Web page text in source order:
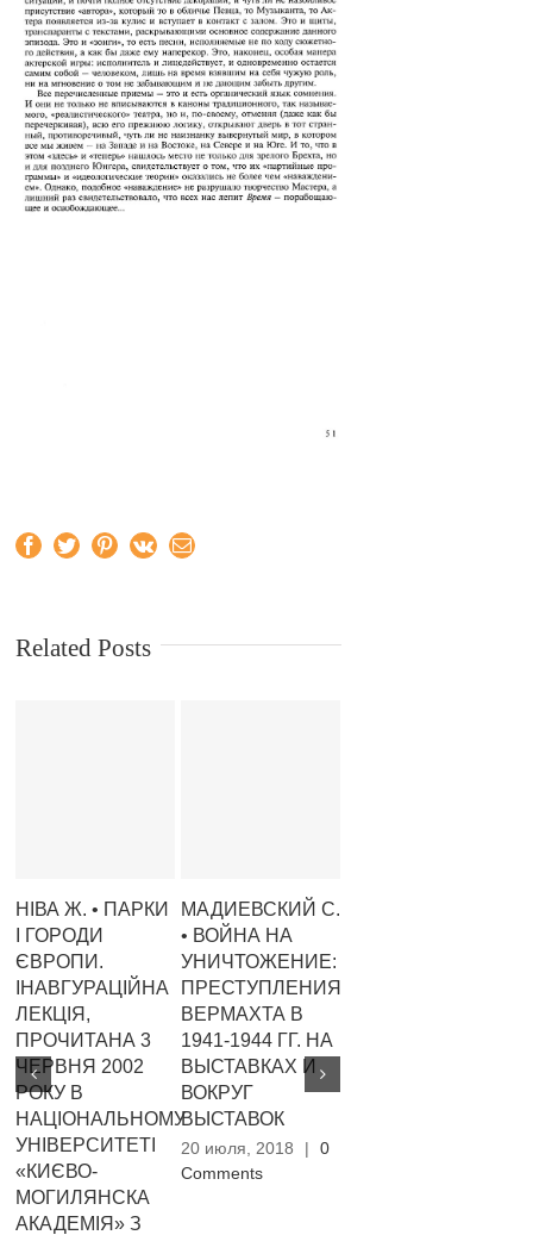
Facebook
TwitterPinterest
Vk Email
Related Posts
НІВА Ж. • ПАРКИ
І ГОРОДИ
ЄВРОПИ.
ІНАВГУРАЦІЙНА
ЛЕКЦІЯ,
ПРОЧИТАНА 3
ЧЕРВНЯ 2002
РОКУ В
НАЦІОНАЛЬНОМУ
УНІВЕРСИТЕТІ
«КИЄВО-
МОГИЛЯНСКА
АКАДЕМІЯ» З
МАДИЕВСКИЙ С.
• ВОЙНА НА
УНИЧТОЖЕНИЕ:
ПРЕСТУПЛЕНИЯ
ВЕРМАХТА В
1941-1944 ГГ. НА
ВЫСТАВКАХ И
ВОКРУГ
ВЫСТАВОК
20 июля, 2018 |
0
Comments